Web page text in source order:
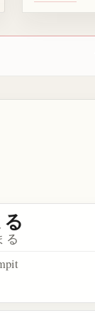
狭める
る